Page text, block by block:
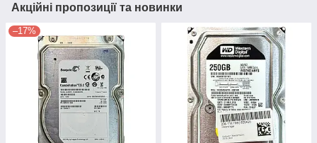
Акційні пропозиції та новинки
–17%